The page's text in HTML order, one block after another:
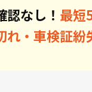
認なし！ 最短
れ・車検証紛